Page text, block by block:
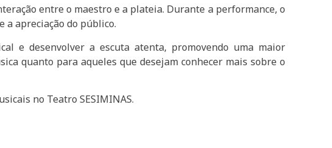
entre o maestro e a plateia. Durante a performance, o
a apreciação do público.
e desenvolver a escuta atenta, promovendo uma maior
quanto para aqueles que desejam conhecer mais sobre o
no Teatro SESIMINAS.